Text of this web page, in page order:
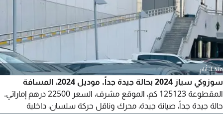
جديدة. قطع غيارها متوفرة واقتصادية في صرفية البترول.
منذ 3 أيام
سوزوكي سياز 2024 بحالة جيدة جداً. موديل 2024، المسافة
المقطوعة 125123 كم، الموقع مشرف، السعر 22500 درهم إماراتي.
حالة جيدة جداً، صيانة جيدة، محرك وناقل حركة سلسان، داخلية